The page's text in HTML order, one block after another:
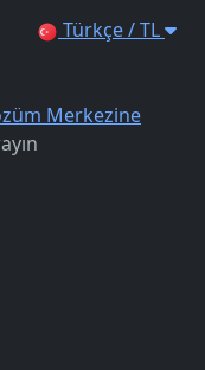
Türkçe / TL
Merkezine